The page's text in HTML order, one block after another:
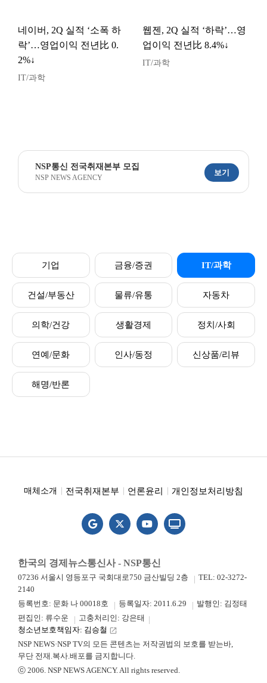
네이버, 2Q 실적 ‘소폭 하
락’…영업이익 전년比 0.
2%↓
IT/과학
웹젠, 2Q 실적 ‘하락’…영
업이익 전년比 8.4%↓
IT/과학
NSP통신 전국취재본부 모집
NSP NEWS AGENCY
보기
기업 금융/증권 IT/과학
건설/부동산 물류/유통 자동차
의학/건강 생활경제 정치/사회
연예/문화 인사/동정 신상품/리뷰
해명/반론
매체소개 전국취재본부 언론윤리 개인정보처리방침
한국의 경제뉴스통신사 - NSP통신
07236 서울시 영등포구 국회대로750 금산빌딩 2층
TEL: 02-3272-
2140
등록번호: 문화 나 00018호
등록일자: 2011.6.29
발행인: 김정태
편집인: 류수운
고충처리인: 강은태
청소년보호책임자: 김승철 launch
NSP NEWS·NSP TV의 모든 콘텐츠는 저작권법의 보호를 받는바,
무단 전재.복사.배포를 금지합니다.
ⓒ 2006. NSP NEWS AGENCY. All rights reserved.